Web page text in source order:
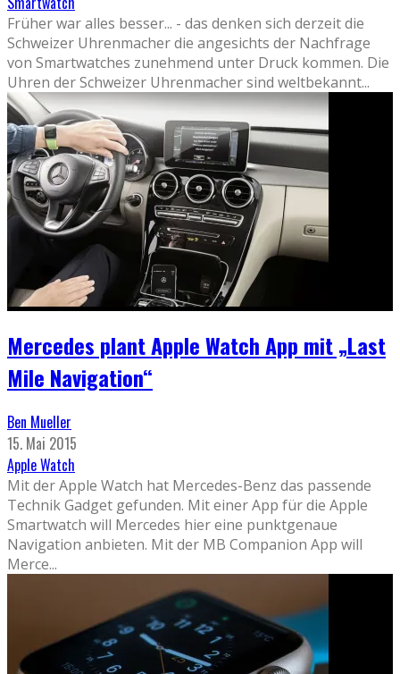
Früher war alles besser... - das denken sich derzeit die
Schweizer Uhrenmacher die angesichts der Nachfrage
von Smartwatches zunehmend unter Druck kommen. Die
Uhren der Schweizer Uhrenmacher sind weltbekannt...
Mercedes plant Apple Watch App mit „Last
Mile Navigation“
Ben Mueller
15. Mai 2015
Apple Watch
Mit der Apple Watch hat Mercedes-Benz das passende
Technik Gadget gefunden. Mit einer App für die Apple
Smartwatch will Mercedes hier eine punktgenaue
Navigation anbieten. Mit der MB Companion App will
Merce...